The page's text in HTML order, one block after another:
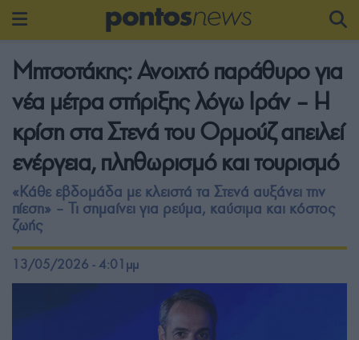
Μητσοτάκης: Ανοιχτό παράθυρο για
νέα μέτρα στήριξης λόγω Ιράν – Η
κρίση στα Στενά του Ορμούζ απειλεί
ενέργεια, πληθωρισμό και τουρισμό
«Κάθε εβδομάδα με κλειστά τα Στενά αυξάνει την
πίεση» – Τι σημαίνει για ρεύμα, καύσιμα και κόστος
ζωής
13/05/2026 - 4:01μμ